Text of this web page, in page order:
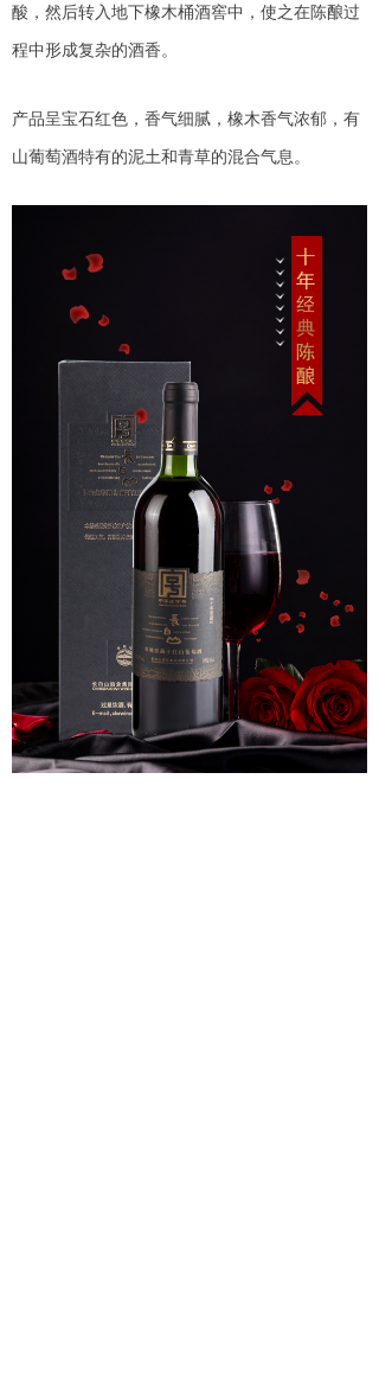
酸，然后转入地下橡木桶酒窖中，使之在陈酿过
程中形成复杂的酒香。
产品呈宝石红色，香气细腻，橡木香气浓郁，有
山葡萄酒特有的泥土和青草的混合气息。